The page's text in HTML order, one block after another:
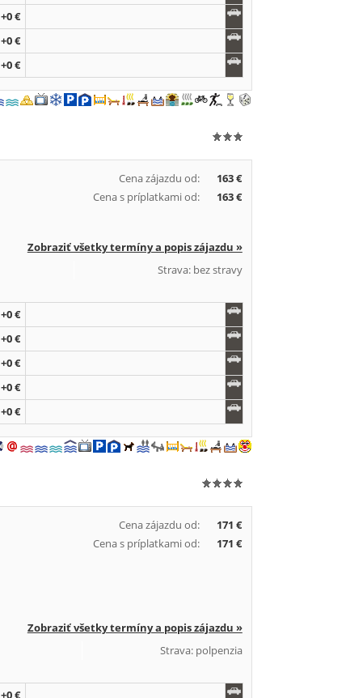
+0 €
+0 €
+0 €
Cena zájazdu od:
163 €
Cena s príplatkami od:
163 €
Zobraziť všetky termíny a popis zájazdu »
Strava: bez stravy
+0 €
+0 €
+0 €
+0 €
+0 €
Cena zájazdu od:
171 €
Cena s príplatkami od:
171 €
Zobraziť všetky termíny a popis zájazdu »
Strava: polpenzia
+0 €